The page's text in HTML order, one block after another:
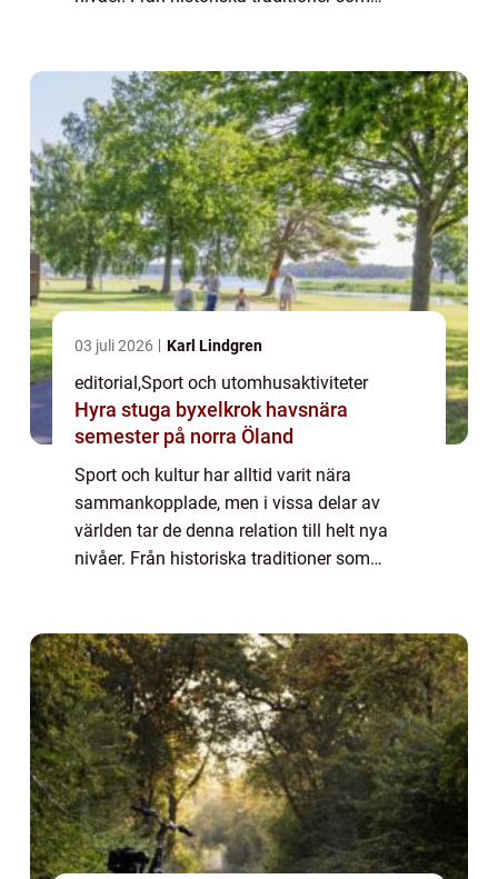
03 juli 2026 Karl Lindgren
editorial,Sport och utomhusaktiviteter
Hyra stuga byxelkrok havsnära
semester på norra Öland
Sport och kultur har alltid varit nära
sammankopplade, men i vissa delar av
världen tar de denna relation till helt nya
nivåer. Från historiska traditioner som